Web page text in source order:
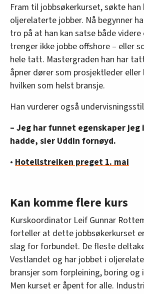
Fram til jobbsøkerkurset, søkte han
oljerelaterte jobber. Nå begynner
tro på at han kan satse både videre
trenger ikke jobbe offshore – eller
hele tatt. Mastergraden han har
åpner dører som prosjektleder
hvilken som helst bransje.
Han vurderer også
– Jeg har funnet egenskaper
hadde, sier Uddin fornøyd.
• Hotellstreiken preget 1. mai
Kan komme flere kurs
Kurskoordinator Leif Gunnar
forteller at dette jobbsøkerkurset
slag for forbundet. De fleste
Vestlandet og har jobbet i
bransjer som forpleining, boring og
Men kurset er åpent for alle.